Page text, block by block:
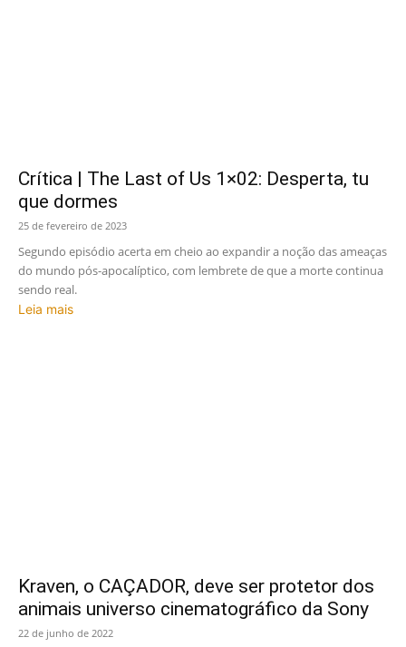
Crítica | The Last of Us 1×02: Desperta, tu
que dormes
25 de fevereiro de 2023
Segundo episódio acerta em cheio ao expandir a noção das ameaças
do mundo pós-apocalíptico, com lembrete de que a morte continua
sendo real.
Leia mais
Kraven, o CAÇADOR, deve ser protetor dos
animais universo cinematográfico da Sony
22 de junho de 2022